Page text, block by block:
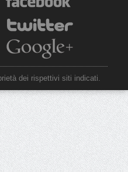
dei rispettivi siti indicati.